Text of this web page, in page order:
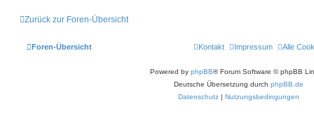
Zurück zur Foren-Übersicht
Foren-Übersicht Alle
Impressum
Kontakt
Powered by phpBB® Forum Software © phpBB
Deutsche Übersetzung durch phpBB.de
Datenschutz | Nutzungsbedingungen